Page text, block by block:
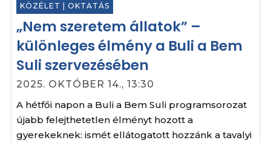
KÖZÉLET OKTATÁS
„Nem szeretem állatok” –
különleges élmény a Buli a Bem
Suli szervezésében
2025. OKTÓBER 14., 13:30
A hétfői napon a Buli a Bem Suli programsorozat
újabb felejthetetlen élményt hozott a
gyerekeknek: ismét ellátogatott hozzánk a tavalyi